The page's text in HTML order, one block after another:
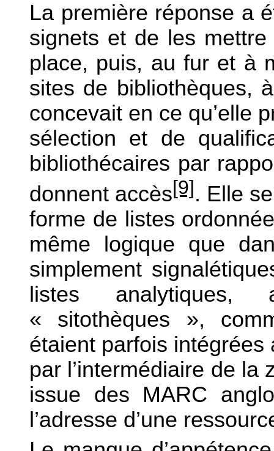
La première réponse a
signets et de les
place, puis, au fur et à
sites de bibliothèques,
concevait en ce qu’elle
sélection et de
bibliothécaires par
donnent accès[9]. Elle
forme de listes
même logique que
simplement
listes analytiques,
« sitothèques »,
étaient parfois
par l’intermédiaire de la
issue des MARC
l’adresse d’une